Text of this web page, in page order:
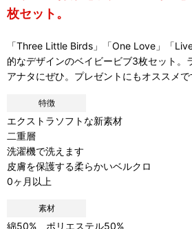
枚セット。
「Three Little Birds」「One Love」「
的なデザインのベイビービブ3枚セット。
アナタにぜひ。プレゼントにもオススメで
特徴
エクストラソフトな新素材
二重層
洗濯機で洗えます
皮膚を保護する柔らかいベルクロ
0ヶ月以上
素材
綿50% ポリエステル50%